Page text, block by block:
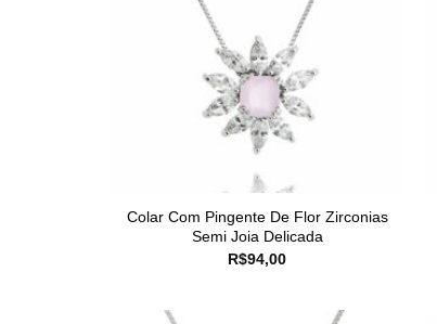
Colar Com Pingente De Flor Zirconias
Semi Joia Delicada
R$94,00